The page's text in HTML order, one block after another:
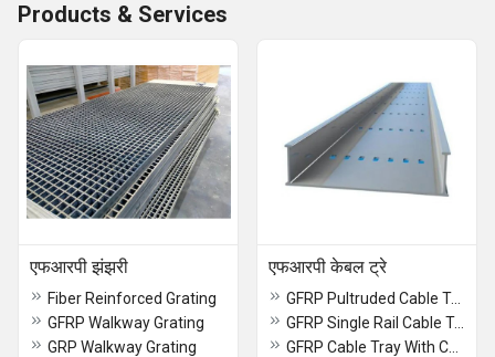
Products & Services
एफआरपी झंझरी
Fiber Reinforced Grating
GFRP Walkway Grating
GRP Walkway Grating
एफआरपी केबल ट्रे
GFRP Pultruded Cable Trays
GFRP Single Rail Cable Tray